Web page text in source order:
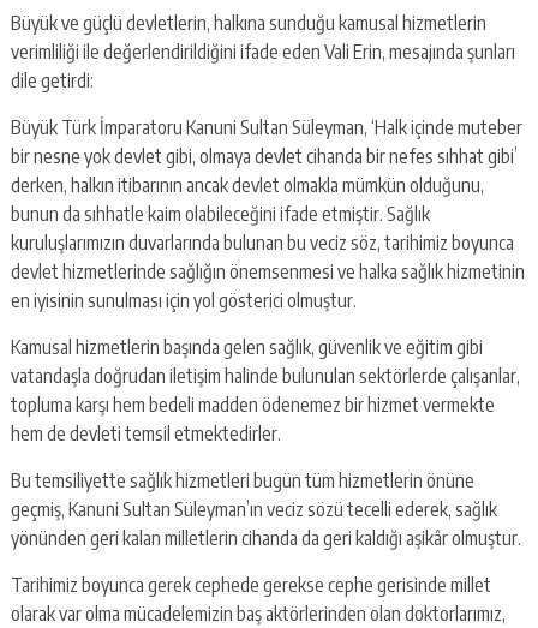
Büyük ve güçlü devletlerin, halkına sunduğu kamusal hizmetlerin
verimliliği ile değerlendirildiğini ifade eden Vali Erin, mesajında şunları
dile getirdi:
Büyük Türk İmparatoru Kanuni Sultan Süleyman, ‘Halk içinde muteber
bir nesne yok devlet gibi, olmaya devlet cihanda bir nefes sıhhat gibi’
derken, halkın itibarının ancak devlet olmakla mümkün olduğunu,
bunun da sıhhatle kaim olabileceğini ifade etmiştir. Sağlık
kuruluşlarımızın duvarlarında bulunan bu veciz söz, tarihimiz boyunca
devlet hizmetlerinde sağlığın önemsenmesi ve halka sağlık hizmetinin
en iyisinin sunulması için yol gösterici olmuştur.
Kamusal hizmetlerin başında gelen sağlık, güvenlik ve eğitim gibi
vatandaşla doğrudan iletişim halinde bulunulan sektörlerde çalışanlar,
topluma karşı hem bedeli madden ödenemez bir hizmet vermekte
hem de devleti temsil etmektedirler.
Bu temsiliyette sağlık hizmetleri bugün tüm hizmetlerin önüne
geçmiş, Kanuni Sultan Süleyman’ın veciz sözü tecelli ederek, sağlık
yönünden geri kalan milletlerin cihanda da geri kaldığı aşikâr olmuştur.
Tarihimiz boyunca gerek cephede gerekse cephe gerisinde millet
olarak var olma mücadelemizin baş aktörlerinden olan doktorlarımız,